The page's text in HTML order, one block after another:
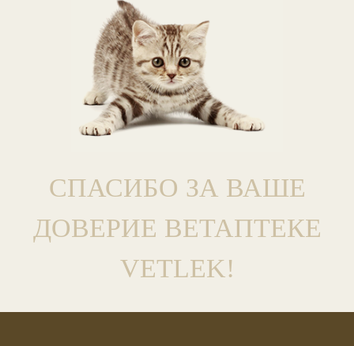
СПАСИБО ЗА ВАШЕ
ДОВЕРИЕ ВЕТАПТЕКЕ
VETLEK!